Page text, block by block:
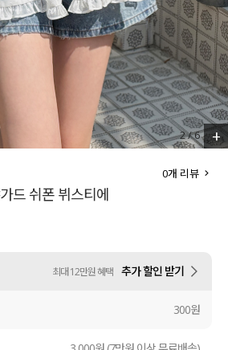
블라우스
원피스
스커트
언더웨어
2/6 +
드 쉬폰 뷔스티에
0개 리뷰
최대 12만원 혜택 추가 할인 받기
300원